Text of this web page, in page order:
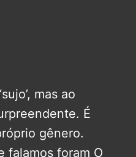
mas ao
É
gênero.
falamos foram O